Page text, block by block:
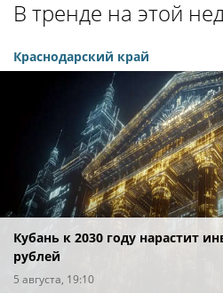
В тренде на этой
Краснодарский край
Кубань к 2030 году нарастит
рублей
5 августа, 19:10